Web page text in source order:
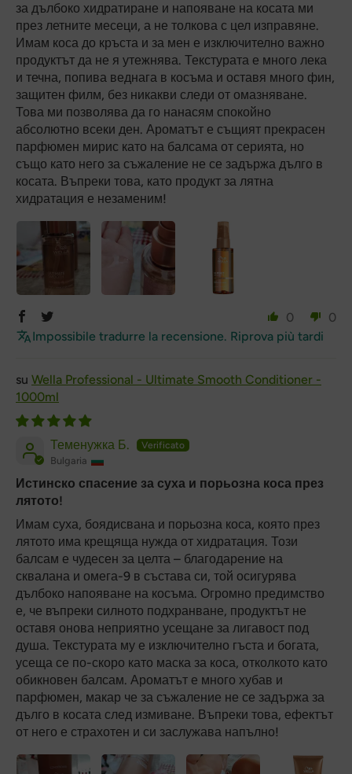
за дълбоко хидратиране и напояване на косата ми
през летните месеци, а не толкова с цел изправяне.
Имам коса до кръста и за мен е изключително важно
продуктът да не я утежнява. Текстурата е много лека
и течна, попива веднага в косъма и оставя много фин,
защитен филм, без никакви следи от омазняване.
Това ми позволява да го нанасям спокойно
абсолютно всеки ден. Ароматът е същият прекрасен
парфюмен мирис като на балсама от серията, но
също като него за съжаление не се задържа дълго в
косата. Въпреки това, като продукт за лятна
хидратация е незаменим!
0
0
Impossibile tradurre la recensione. Riprova più tardi
Wella Professional - Ultimate Smooth Conditioner -
1000ml
Теменужка Б.
Bulgaria
Истинско спасение за суха и порьозна коса през
лятото!
Имам суха, боядисвана и порьозна коса, която през
лятото има крещяща нужда от хидратация. Този
балсам е чудесен за целта – благодарение на
сквалана и омега-9 в състава си, той осигурява
дълбоко напояване на косъма. Огромно предимство
е, че въпреки силното подхранване, продуктът не
оставя онова неприятно усещане за лигавост под
душа. Текстурата му е изключително гъста и богата,
усеща се по-скоро като маска за коса, отколкото като
обикновен балсам. Ароматът е много хубав и
парфюмен, макар че за съжаление не се задържа за
дълго в косата след измиване. Въпреки това, ефектът
от него е страхотен и си заслужава напълно!